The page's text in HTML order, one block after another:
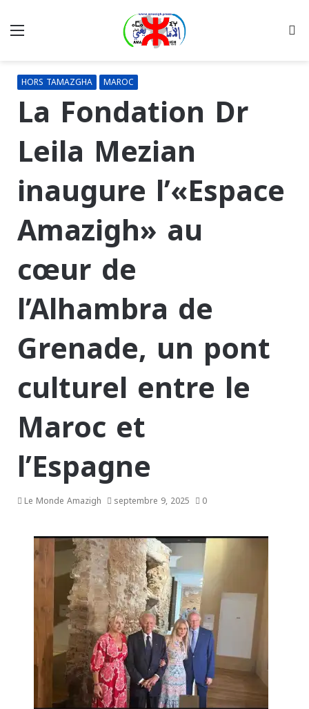
HORS TAMAZGHA MAROC
La Fondation Dr
Leila Mezian
inaugure l’«Espace
Amazigh» au
cœur de
l’Alhambra de
Grenade, un pont
culturel entre le
Maroc et
l’Espagne
Le Monde Amazigh septembre 9, 2025 0